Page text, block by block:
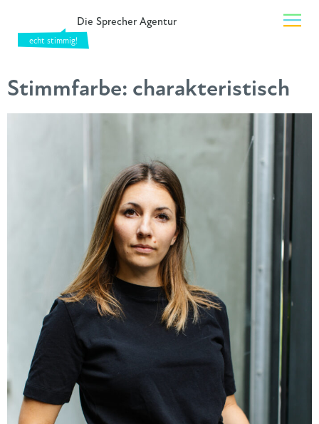
Die Sprecher Agentur
Stimmfarbe: charakteristisch